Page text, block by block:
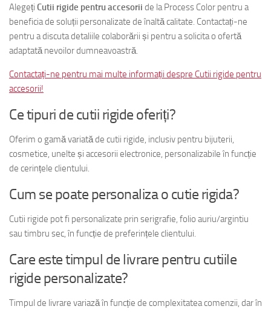
Alegeți Cutii rigide pentru accesorii de la Process Color pentru a
beneficia de soluții personalizate de înaltă calitate. Contactați-ne
pentru a discuta detaliile colaborării și pentru a solicita o ofertă
adaptată nevoilor dumneavoastră.
Contactați-ne pentru mai multe informații despre Cutii rigide pentru
accesorii!
Ce tipuri de cutii rigide oferiți?
Oferim o gamă variată de cutii rigide, inclusiv pentru bijuterii,
cosmetice, unelte și accesorii electronice, personalizabile în funcție
de cerințele clientului.
Cum se poate personaliza o cutie rigida?
Cutii rigide pot fi personalizate prin serigrafie, folio auriu/argintiu
sau timbru sec, în funcție de preferințele clientului.
Care este timpul de livrare pentru cutiile
rigide personalizate?
Timpul de livrare variază în funcție de complexitatea comenzii, dar în